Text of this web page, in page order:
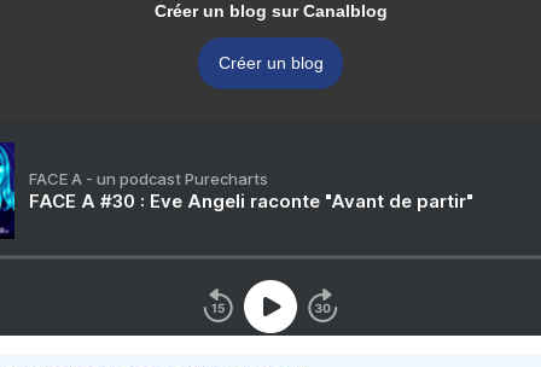
Créer un blog sur Canalblog
Créer un blog
FACE A - un podcast Purecharts
FACE A #30 : Eve Angeli raconte "Avant de partir"